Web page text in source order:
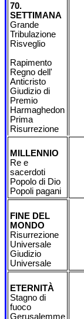
70.
SETTIMANA
Grande
Tribulazione
Risveglio
Rapimento
Regno dell'
Anticristo
Giudizio di
Premio
Harmaghedon
Prima
Risurrezione
MILLENNIO
Re e
sacerdoti
Popolo di Dio
Popoli pagani
FINE DEL
MONDO
Risurrezione
Universale
Giudizio
Universale
ETERNITÀ
Stagno di
fuoco
Gerusalemme